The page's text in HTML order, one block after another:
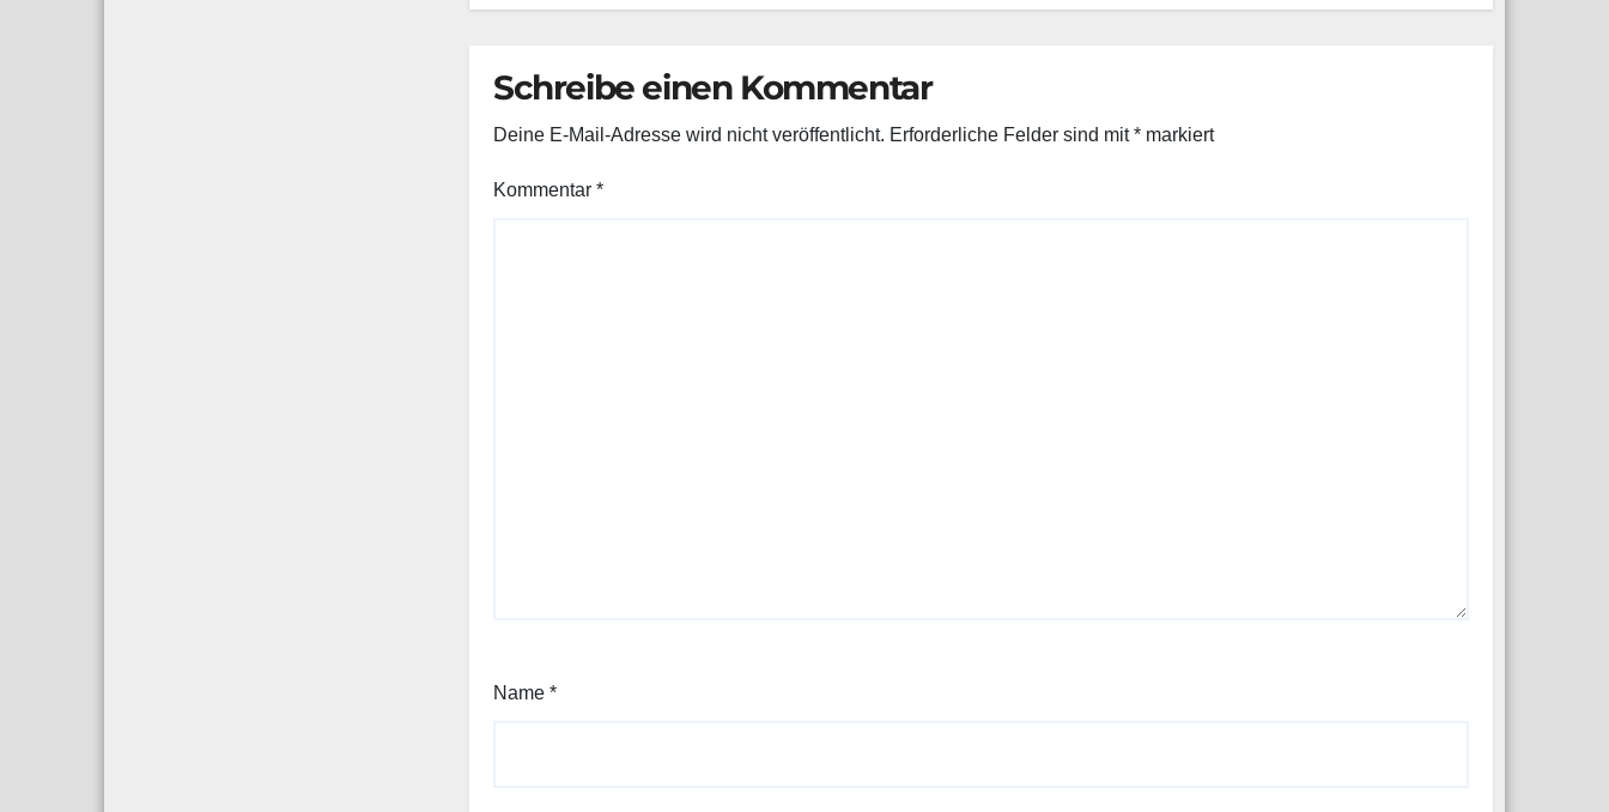
GRÜNEN im
schnelle
Schreibe einen Kommentar
Deine E-Mail-Adresse wird nicht veröffentlicht. Erforderliche Felder sind mit* markiert
Kommentar *
Name *